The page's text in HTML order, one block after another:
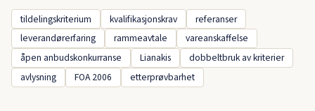
tildelingskriterium kvalifikasjonskrav
referanser
leverandørerfaring
rammeavtale
vareanskaffelse
åpen anbudskonkurranse
Lianakis
dobbeltbruk av kriterier
avlysning
FOA 2006 etterprøvbarhet